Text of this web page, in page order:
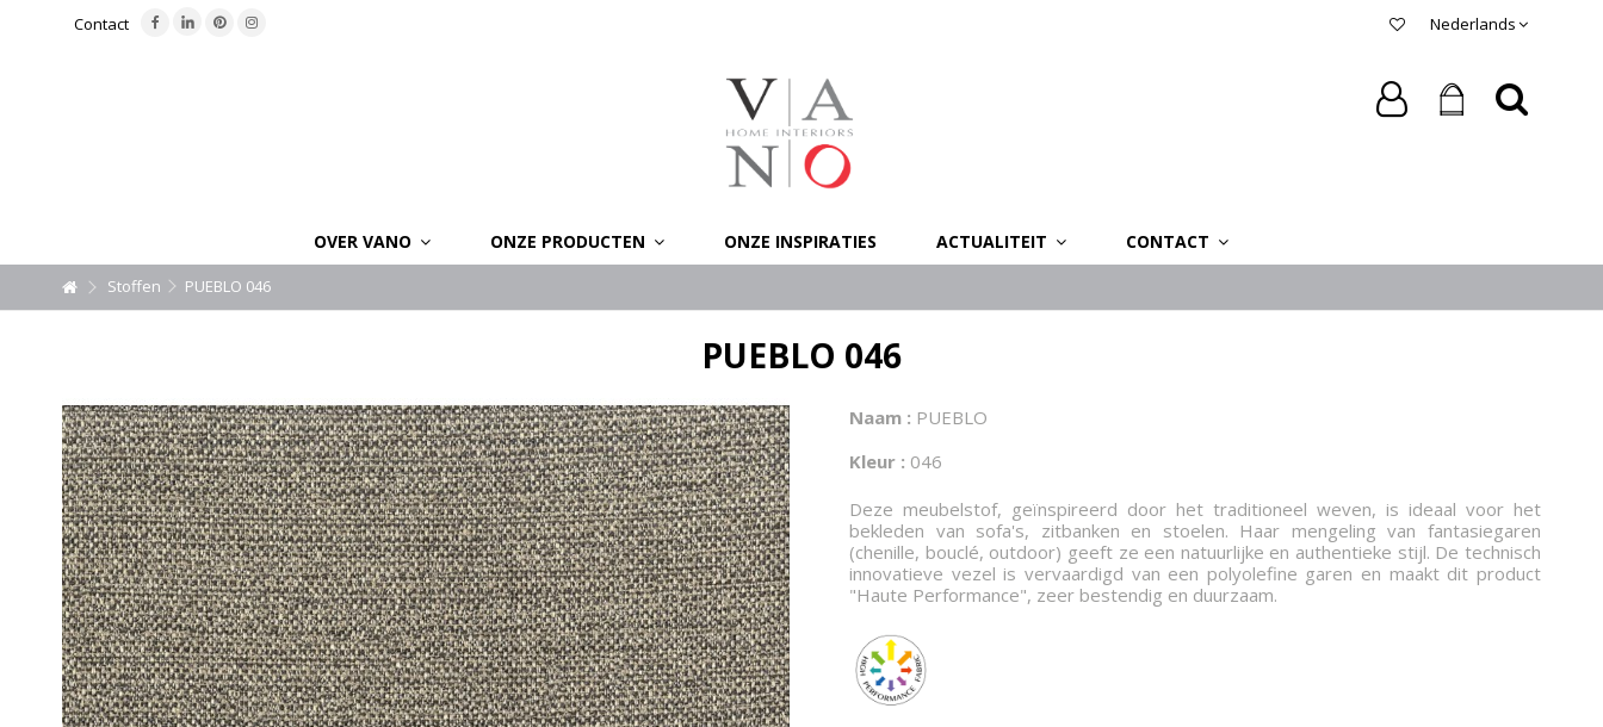
Nederlands
Contact
OVER VANO ONZE PRODUCTEN ONZE INSPIRATIES ACTUALITEIT CONTACT
Stoffen PUEBLO 046
PUEBLO 046
Naam : PUEBLO
Kleur : 046
Deze meubelstof, geïnspireerd door het traditioneel weven, is ideaal voor het
bekleden van sofa's, zitbanken en stoelen. Haar mengeling van fantasiegaren
(chenille, bouclé, outdoor) geeft ze een natuurlijke en authentieke stijl. De technisch
innovatieve vezel is vervaardigd van een polyolefine garen en maakt dit product
"Haute Performance", zeer bestendig en duurzaam.